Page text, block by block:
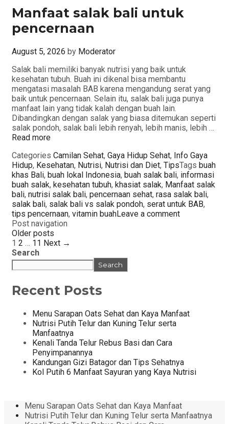
Manfaat salak bali untuk
pencernaan
August 5, 2026 by Moderator
Salak bali memiliki banyak nutrisi yang baik untuk
kesehatan tubuh. Buah ini dikenal bisa membantu
mengatasi masalah BAB karena mengandung serat yang
baik untuk pencernaan. Selain itu, salak bali juga punya
manfaat lain yang tidak kalah dengan buah lain.
Dibandingkan dengan salak yang biasa ditemukan seperti
salak pondoh, salak bali lebih renyah, lebih manis, lebih …
Read more
Categories Camilan Sehat, Gaya Hidup Sehat, Info Gaya
Hidup, Kesehatan, Nutrisi, Nutrisi dan Diet, TipsTags buah
khas Bali, buah lokal Indonesia, buah salak bali, informasi
buah salak, kesehatan tubuh, khasiat salak, Manfaat salak
bali, nutrisi salak bali, pencernaan sehat, rasa salak bali,
salak bali, salak bali vs salak pondoh, serat untuk BAB,
tips pencernaan, vitamin buahLeave a comment
Post navigation
Older posts
1 2 … 11 Next →
Search
Search
Recent Posts
Menu Sarapan Oats Sehat dan Kaya Manfaat
Nutrisi Putih Telur dan Kuning Telur serta
Manfaatnya
Kenali Tanda Telur Rebus Basi dan Cara
Penyimpanannya
Kandungan Gizi Batagor dan Tips Sehatnya
Kol Putih 6 Manfaat Sayuran yang Kaya Nutrisi
Menu Sarapan Oats Sehat dan Kaya Manfaat
Nutrisi Putih Telur dan Kuning Telur serta Manfaatnya